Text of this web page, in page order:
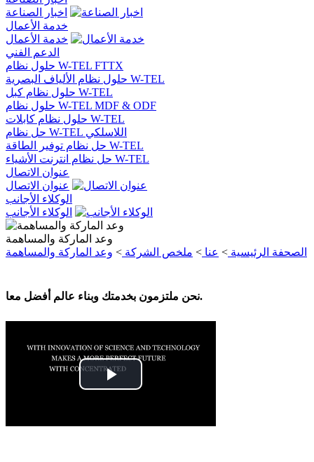
اخبار الصناعة
خدمة الأعمال
خدمة الأعمال
الدعم الفني
حلول نظام W-TEL FTTX
حلول نظام الألياف البصرية W-TEL
حلول نظام كبل W-TEL
حلول نظام W-TEL MDF & ODF
حلول نظام كابلات W-TEL
حل نظام W-TEL اللاسلكي
حل نظام توفير الطاقة W-TEL
حل نظام انترنت الأشياء W-TEL
عنوان الاتصال
عنوان الاتصال
الوكلاء الأجانب
الوكلاء الأجانب
وعد الماركة والمساهمة
الصحفة الرئيسية > عنا > ملخص الشركة > وعد الماركة والمساهمة
نحن ملتزمون بخدمتك وبناء عالم أفضل معا.